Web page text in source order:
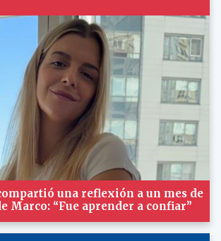
una reflexión a un mes de
Marco: “Fue aprender a confiar”